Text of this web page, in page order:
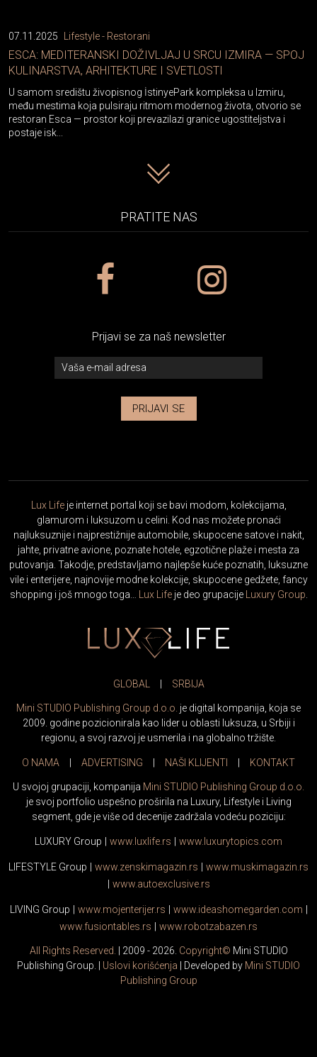
07.11.2025 Lifestyle - Restorani
ESCA: MEDITERANSKI DOŽIVLJAJ U SRCU IZMIRA — SPOJ
KULINARSTVA, ARHITEKTURE I SVETLOSTI
U samom središtu živopisnog İstinyePark kompleksa u Izmiru,
među mestima koja pulsiraju ritmom modernog života, otvorio se
restoran Esca — prostor koji prevazilazi granice ugostiteljstva i
postaje isk...
PRATITE NAS
Prijavi se za naš newsletter
PRIJAVI SE
Lux Lifeje internet portal koji se bavi modom, kolekcijama,
glamurom i luksuzom u celini. Kod nas možete pronaći
najluksuznije i najprestižnije automobile, skupocene satove i nakit,
jahte, privatne avione, poznate hotele, egzotične plaže i mesta za
putovanja. Takodje, predstavljamo najlepše kuće poznatih, luksuzne
vile i enterijere, najnovije modne kolekcije, skupocene gedžete, fancy
shopping i još mnogo toga…
Lux Lifeje deo grupacije Luxury Group
GLOBAL SRBIJA
Mini STUDIO Publishing Group d.o.o. je digital kompanija, koja se
2009. godine pozicionirala kao lider u oblasti luksuza, u Srbiji i
regionu, a svoj razvoj je usmerila i na globalno tržište.
O NAMA ADVERTISING NAŠI KLIJENTI KONTAKT
U svojoj grupaciji, kompanija Mini STUDIO Publishing Group d.o.o.
je svoj portfolio uspešno proširila na Luxury, Lifestyle i Living
segment, gde je više od decenije zadržala vodeću poziciju:
LUXURY Group www. luxlife .rs www. luxurytopics .com
LIFESTYLE Group www. zenskimagazin.rs www. muskimagazin.rs
www. autoexclusive.rs
LIVING Group www. mojenterijer.rs www. ideashomegarden.com
www. fusiontables .rs www. robotzabazen .rs
All Rights Reserved. | 2009 - 2026. Copyright© Mini STUDIO
Publishing Group. | Uslovi korišćenja | Developed by Mini STUDIO
Publishing Group